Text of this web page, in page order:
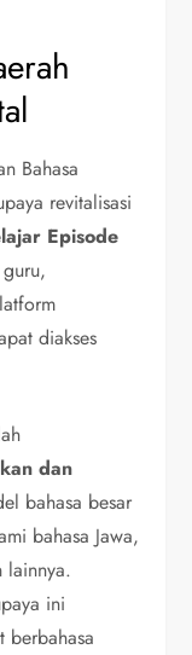
Bahasa
revitalisasi
Episode
diakses
dan
bahasa besar
bahasa Jawa,
lainnya.
ini
berbahasa